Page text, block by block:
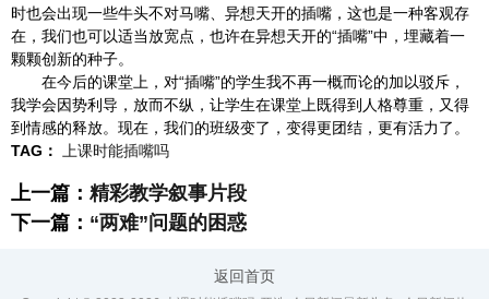
时也会出现一些牛头不对马嘴、异想天开的插嘴，这也是一种客观存
在，我们也可以适当放宽点，也许在异想天开的“插嘴”中，埋藏着一
颗颗创新的种子。
在今后的课堂上，对“插嘴”的学生我不再一概而论的加以驳斥，
我学会因势利导，放而不纵，让学生在课堂上既得到人格尊重，又得
到情感的释放。现在，我们的班级变了，变得更团结，更有活力了。
TAG：
上课时能插嘴吗
上一篇： 精彩教学叙事片段
下一篇： “两难”问题的困惑
返回首页